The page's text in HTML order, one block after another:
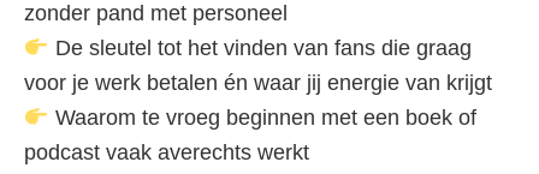
zonder pand met personeel
De sleutel tot het vinden van fans die graag
voor je werk betalen én waar jij energie van krijgt
Waarom te vroeg beginnen met een boek of
podcast vaak averechts werkt